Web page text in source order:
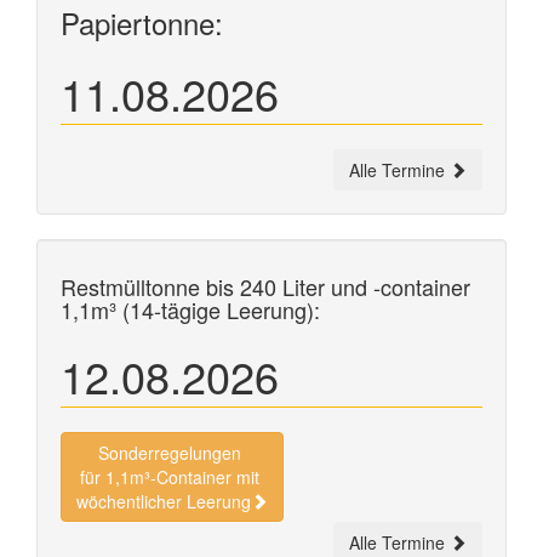
Papiertonne:
11.08.2026
Alle Termine
Restmülltonne bis 240 Liter und -container
1,1m³ (14-tägige Leerung):
12.08.2026
Sonderregelungen
für 1,1m³-Container mit
wöchentlicher Leerung
Alle Termine